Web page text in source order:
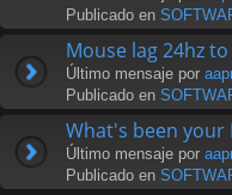
Publicado en
Mouse lag 24hz to
Último mensaje por
Publicado en
What's been your
Último mensaje por
Publicado en